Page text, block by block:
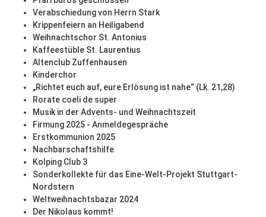
Verabschiedung von Herrn Stark
Krippenfeiern an Heiligabend
Weihnachtschor St. Antonius
Kaffeestüble St. Laurentius
Altenclub Zuffenhausen
Kinderchor
„Richtet euch auf, eure Erlösung ist nahe“ (Lk. 21,28)
Rorate coeli de super
Musik in der Advents- und Weihnachtszeit
Firmung 2025 - Anmeldegespräche
Erstkommunion 2025
Nachbarschaftshilfe
Kolping Club 3
Sonderkollekte für das Eine-Welt-Projekt Stuttgart-
Nordstern
Weltweihnachtsbazar 2024
Der Nikolaus kommt!